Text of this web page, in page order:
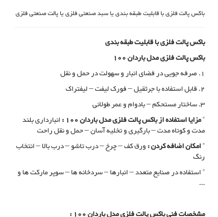
باکس پالت فلزی با قابلیت طبقه بندی یا سبد صنعتی فلزی یا پالت صنعتی فلزی
باکس پالت فلزی با قابلیت طبقه بندی
باکس پالت فلزی مدل باردان 100
1. صرفه جویی در فضای انبار و سهولت در حمل و نقل
2. قابل استفاده با جرثقیل – فورک لیفت – لیفتراک
3. ساختار مستحکم – بادوام و عمر طولانی
*مزایا استفاده از باکس پالت فلزی مدل باردان 100 :
انبارداری بلند
مدت و کوتاه مدت – بارگیری و تخلیه آسان – حمل و نقل راحت
*امکان اضافه کردن :ورق کف – چرخ – درب تاشو – درب بالا – انتخاب
رنگ
* استفاده در صنایع متعدد – انبارها – سردخانه ها – سوپر مارکت ها و
...
مشخصات فنی باکس پالت فلزی مدل باردان 100 :